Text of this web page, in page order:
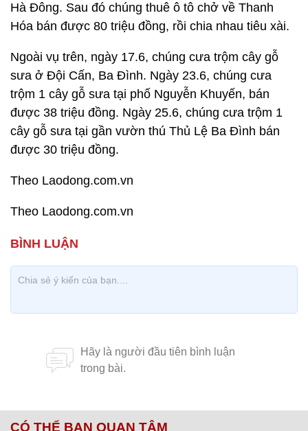
Hà Đông. Sau đó chúng thuê ô tô chở về Thanh
Hóa bán được 80 triệu đồng, rồi chia nhau tiêu xài.
Ngoài vụ trên, ngày 17.6, chúng cưa trộm cây gỗ
sưa ở Đội Cấn, Ba Đình. Ngày 23.6, chúng cưa
trộm 1 cây gỗ sưa tại phố Nguyễn Khuyến, bán
được 38 triệu đồng. Ngày 25.6, chúng cưa trộm 1
cây gỗ sưa tại gần vườn thú Thủ Lệ Ba Đình bán
được 30 triệu đồng.
Theo Laodong.com.vn
Theo Laodong.com.vn
CÓ THỂ BẠN QUAN TÂM